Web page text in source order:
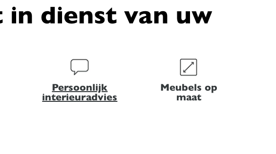
in dienst van uw
Persoonlijk
interieuradvies
Meubels op
maat